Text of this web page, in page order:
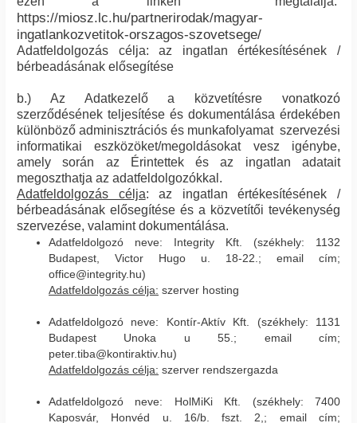
https://miosz.lc.hu/partnerirodak/magyar-
ingatlankozvetitok-orszagos-szovetsege/
Adatfeldolgozás célja: az ingatlan értékesítésének /
bérbeadásának elősegítése
b.) Az Adatkezelő a közvetítésre vonatkozó
szerződésének teljesítése és dokumentálása érdekében
különböző adminisztrációs és munkafolyamat szervezési
informatikai eszközöket/megoldásokat vesz igénybe,
amely során az Érintettek és az ingatlan adatait
megoszthatja az adatfeldolgozókkal.
Adatfeldolgozás célja: az ingatlan értékesítésének /
bérbeadásának elősegítése és a közvetítői tevékenység
szervezése, valamint dokumentálása.
Adatfeldolgozó neve: Integrity Kft. (székhely: 1132
Budapest, Victor Hugo u. 18-22.; email cím;
office@integrity.hu)
Adatfeldolgozás célja: szerver hosting
Adatfeldolgozó neve: Kontír-Aktív Kft. (székhely: 1131
Budapest Unoka u 55.; email cím;
peter.tiba@kontiraktiv.hu)
Adatfeldolgozás célja: szerver rendszergazda
Adatfeldolgozó neve: HolMiKi Kft. (székhely: 7400
Kaposvár, Honvéd u. 16/b. fszt. 2,; email cím;